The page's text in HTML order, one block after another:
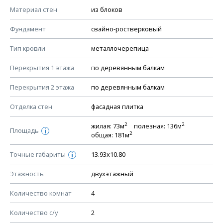
Материал стен из блоков
Фундамент свайно-ростверковый
Тип кровли металлочерепица
Перекрытия 1 этажа по деревянным балкам
Перекрытия 2 этажа по деревянным балкам
Отделка стен фасадная плитка
Площадь i
жилая: 73м2 полезная: 136м2
общая: 181м2
Точные габариты i 13.93х10.80
Этажность двухэтажный
Количество комнат 4
Количество с/у 2
КОНСТРУКТИВНЫЕ РЕШЕНИЯ (КР)
Ведомость рабочих чертежей основного комплекта КР
План фундамента
Устройство фундамента, спецификация материалов
Планы перекрытий этажей, спецификация элементов
Устройство перекрытий
Устройство стен
Спецификация материалов стен
Схема расположения лаг чердака (если есть)
Схема расположения элементов стропил
Спецификация элементов стропил
Устройство стропильной системы
Узлы устройства кровли
План кровли